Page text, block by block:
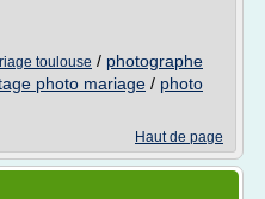
toulouse / photographe
photo mariage / photo
Haut de page